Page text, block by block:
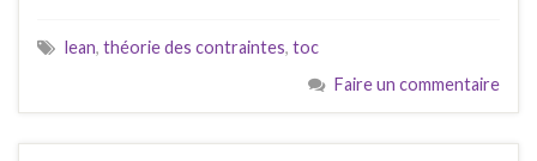
lean, théorie des contraintes, toc
Faire un commentaire